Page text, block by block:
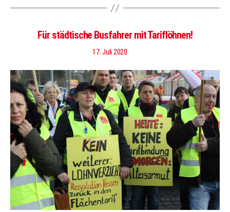
Für städtische Busfahrer mit Tariflöhnen!
17. Juli 2020